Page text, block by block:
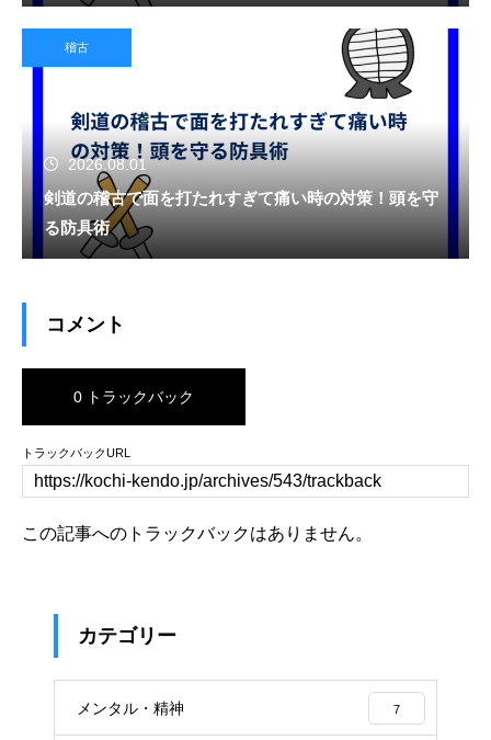
稽古
2026.08.01
剣道の稽古で面を打たれすぎて痛い時の対策！頭を守
る防具術
コメント
0 トラックバック
トラックバックURL
この記事へのトラックバックはありません。
カテゴリー
メンタル・精神 7